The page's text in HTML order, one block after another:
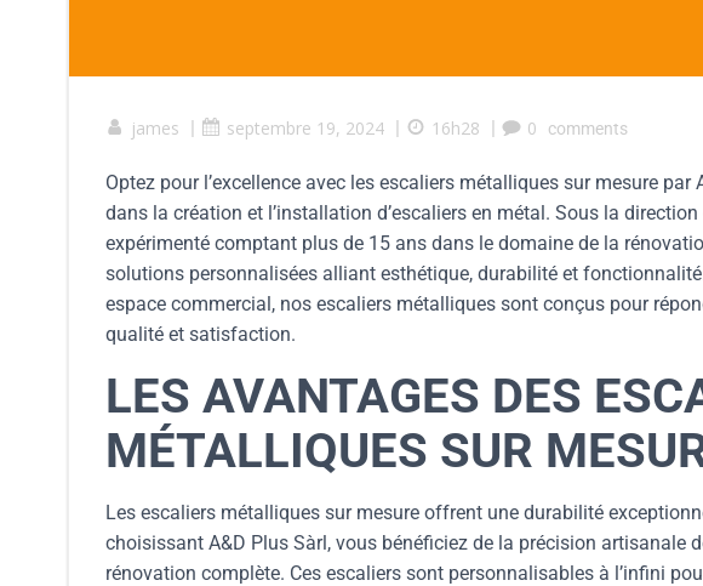
james | septembre 19, 2024 | 16h28 | 0 comments
Optez pour l’excellence avec les escaliers métalliques sur mesure
dans la création et l’installation d’escaliers en métal. Sous la
expérimenté comptant plus de 15 ans dans le domaine de la
solutions personnalisées alliant esthétique, durabilité et
espace commercial, nos escaliers métalliques sont conçus pour
qualité et satisfaction.
LES AVANTAGES DES
MÉTALLIQUES SUR
Les escaliers métalliques sur mesure offrent une durabilité
choisissant A&D Plus Sàrl, vous bénéficiez de la précision artisanale
rénovation complète. Ces escaliers sont personnalisables à l’infini